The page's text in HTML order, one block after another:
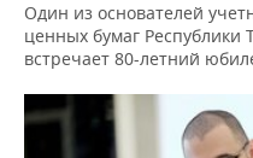
Один из основателей
ценных бумаг Республики
встречает 80-летний